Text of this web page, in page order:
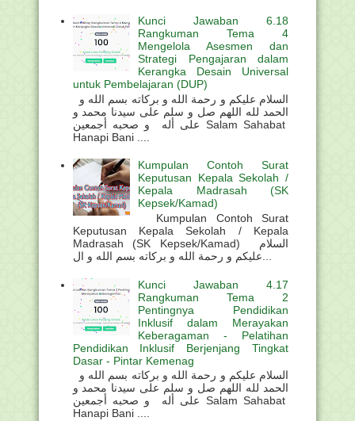
Kunci Jawaban 6.18
Rangkuman Tema 4
Mengelola Asesmen dan
Strategi Pengajaran dalam
Kerangka Desain Universal
untuk Pembelajaran (DUP)
الحمد لله اللهم صل و سلم على سيدنا محمد و
على أله و صحبه أجمعين Salam Sahabat
Hanapi Bani ....
Kumpulan Contoh Surat
Keputusan Kepala Sekolah /
Kepala Madrasah (SK
Kepsek/Kamad)
Kumpulan Contoh Surat
Keputusan Kepala Sekolah / Kepala
Madrasah (SK Kepsek/Kamad) السلام
Kunci Jawaban 4.17
Rangkuman Tema 2
Pentingnya Pendidikan
Inklusif dalam Merayakan
Keberagaman - Pelatihan
Pendidikan Inklusif Berjenjang Tingkat
Dasar - Pintar Kemenag
الحمد لله اللهم صل و سلم على سيدنا محمد و
على أله و صحبه أجمعين Salam Sahabat
Hanapi Bani ....